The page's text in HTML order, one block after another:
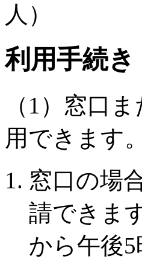
人）
利用手続き
（1）窓口
用できます。
窓口の場
請できま
から午後